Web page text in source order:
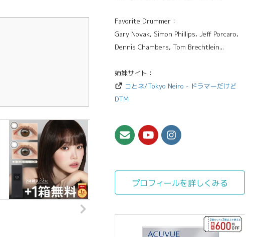
Favorite Drummer：
Gary Novak, Simon Phillips, Jeff Porcaro,
Dennis Chambers, Tom Brechtlein...
姉妹サイト：
コとネ/Tokyo Neiro - ドラマーだけど
DTM
プロフィールを詳しくみる